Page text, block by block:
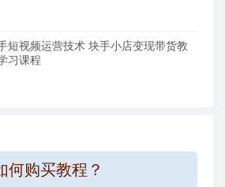
短视频运营技术 块手小店变现带货教
习课程
何购买教程？